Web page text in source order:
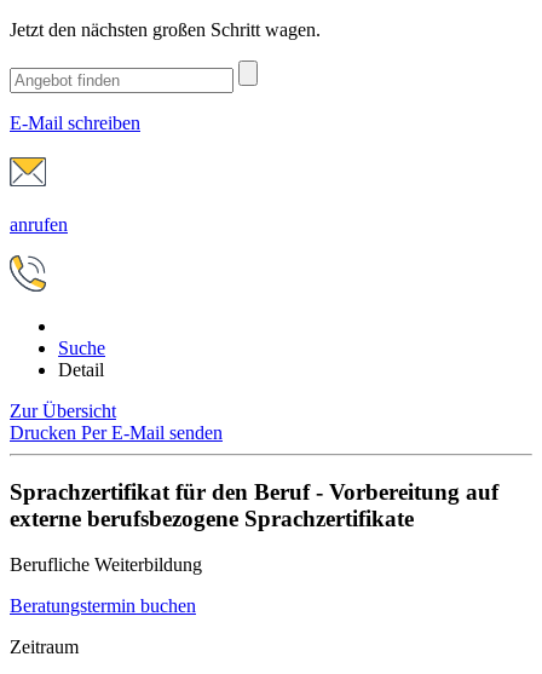
Jetzt den nächsten großen Schritt wagen.
E-Mail schreiben
anrufen
Suche
Detail
Zur Übersicht
Drucken Per E-Mail senden
Sprachzertifikat für den Beruf - Vorbereitung auf
externe berufsbezogene Sprachzertifikate
Berufliche Weiterbildung
Beratungstermin buchen
Zeitraum